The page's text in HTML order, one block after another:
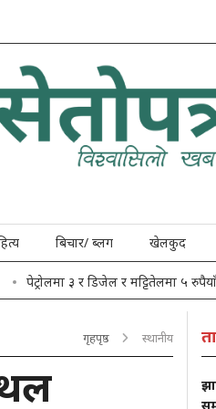
बिचार/ ब्लग खेलकुद
पेट्रोलमा ३ र डिजेल र मट्टितेलमा ५
गृहपृष्ठ स्थानीय